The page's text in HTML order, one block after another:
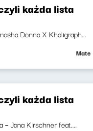
każda lista
Donna X Khaligraph...
Mateusz
każda lista
– Jana Kirschner feat....